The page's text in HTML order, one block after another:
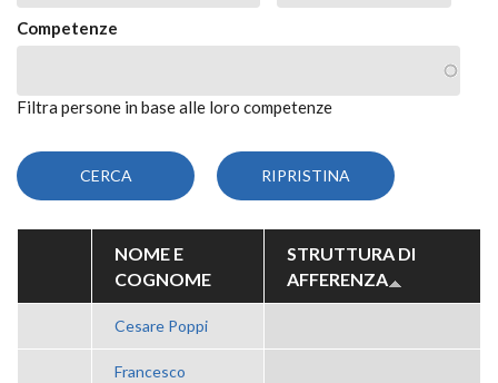
Competenze
Filtra persone in base alle loro competenze
NOME E
COGNOME
STRUTTURA DI
AFFERENZA
Cesare Poppi
Francesco